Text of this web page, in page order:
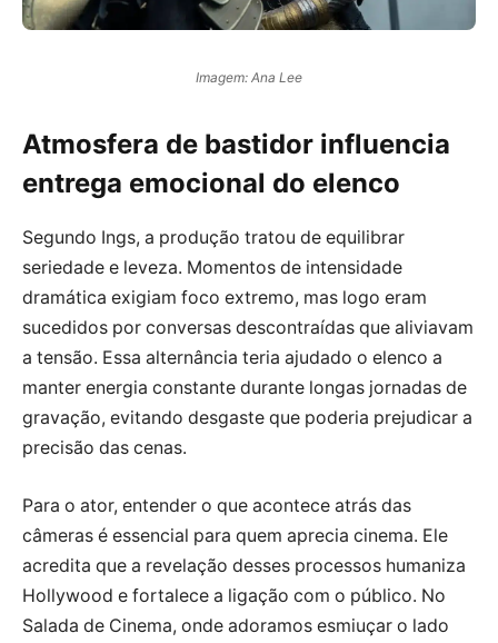
Imagem: Ana Lee
Atmosfera de bastidor influencia
entrega emocional do elenco
Segundo Ings, a produção tratou de equilibrar
seriedade e leveza. Momentos de intensidade
dramática exigiam foco extremo, mas logo eram
sucedidos por conversas descontraídas que aliviavam
a tensão. Essa alternância teria ajudado o elenco a
manter energia constante durante longas jornadas de
gravação, evitando desgaste que poderia prejudicar a
precisão das cenas.
Para o ator, entender o que acontece atrás das
câmeras é essencial para quem aprecia cinema. Ele
acredita que a revelação desses processos humaniza
Hollywood e fortalece a ligação com o público. No
Salada de Cinema, onde adoramos esmiuçar o lado